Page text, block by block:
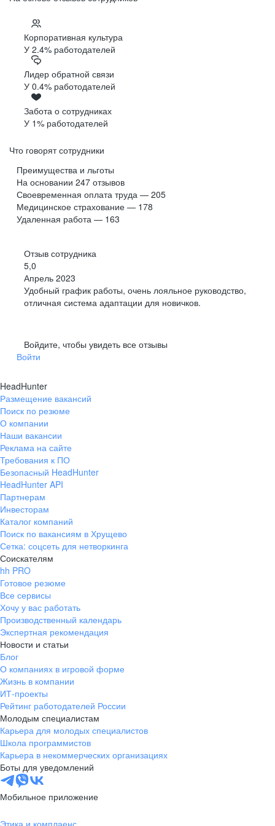
Корпоративная культура
У 2.4% работодателей
Лидер обратной связи
У 0.4% работодателей
Забота о сотрудниках
У 1% работодателей
Что говорят сотрудники
Преимущества и льготы
На основании 247 отзывов
Своевременная оплата труда — 205
Медицинское страхование — 178
Удаленная работа — 163
Отзыв сотрудника
5,0
Апрель 2023
Удобный график работы, очень лояльное руководство,
отличная система адаптации для новичков.
Войдите, чтобы увидеть все отзывы
Войти
HeadHunter
Размещение вакансий
Поиск по резюме
О компании
Наши вакансии
Реклама на сайте
Требования к ПО
Безопасный HeadHunter
HeadHunter API
Партнерам
Инвесторам
Каталог компаний
Поиск по вакансиям в Хрущево
Сетка: соцсеть для нетворкинга
Соискателям
hh PRO
Готовое резюме
Все сервисы
Хочу у вас работать
Производственный календарь
Экспертная рекомендация
Новости и статьи
Блог
О компаниях в игровой форме
Жизнь в компании
ИТ-проекты
Рейтинг работодателей России
Молодым специалистам
Карьера для молодых специалистов
Школа программистов
Карьера в некоммерческих организациях
Боты для уведомлений
Мобильное приложение